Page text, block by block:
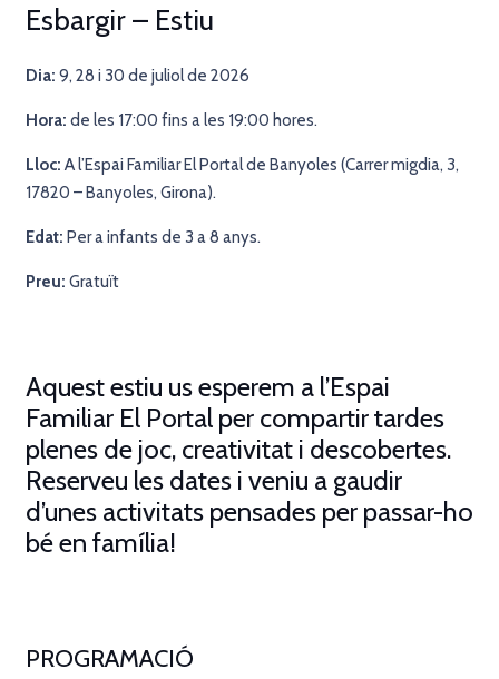
Esbargir – Estiu
Dia: 9, 28 i 30 de juliol de 2026
Hora: de les 17:00 fins a les 19:00 hores.
Lloc: A l’Espai Familiar El Portal de Banyoles (Carrer migdia, 3,
17820 – Banyoles, Girona).
Edat: Per a infants de 3 a 8 anys.
Preu: Gratuït
Aquest estiu us esperem a l’Espai
Familiar El Portal per compartir tardes
plenes de joc, creativitat i descobertes.
Reserveu les dates i veniu a gaudir
d’unes activitats pensades per passar-ho
bé en família!
PROGRAMACIÓ